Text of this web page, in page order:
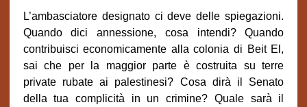
L’ambasciatore designato ci deve delle spiegazioni.
Quando dici annessione, cosa intendi? Quando
contribuisci economicamente alla colonia di Beit El,
sai che per la maggior parte è costruita su terre
private rubate ai palestinesi? Cosa dirà il Senato
della tua complicità in un crimine? Quale sarà il